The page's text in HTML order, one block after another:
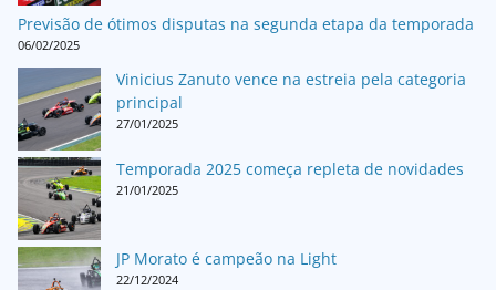
Previsão de ótimos disputas na segunda etapa da temporada
06/02/2025
Vinicius Zanuto vence na estreia pela categoria
principal
27/01/2025
Temporada 2025 começa repleta de novidades
21/01/2025
JP Morato é campeão na Light
22/12/2024